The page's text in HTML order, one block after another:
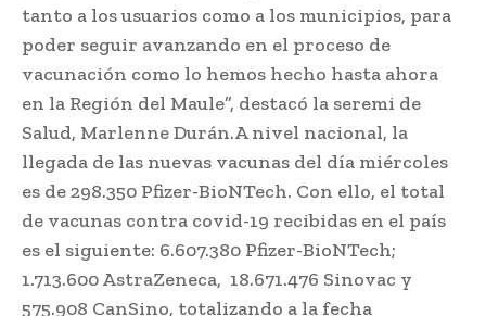
tanto a los usuarios como a los municipios, para
poder seguir avanzando en el proceso de
vacunación como lo hemos hecho hasta ahora
en la Región del Maule”, destacó la seremi de
Salud, Marlenne Durán.A nivel nacional, la
llegada de las nuevas vacunas del día miércoles
es de 298.350 Pfizer-BioNTech. Con ello, el total
de vacunas contra covid-19 recibidas en el país
es el siguiente: 6.607.380 Pfizer-BioNTech;
1.713.600 AstraZeneca, ​ 18.671.476 Sinovac y
575.908 CanSino, totalizando a la fecha